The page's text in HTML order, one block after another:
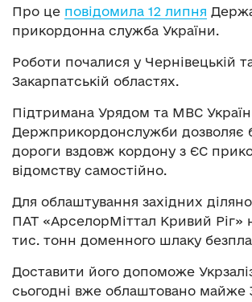
Про це повідомила 12 липня
прикордонна служба України.
Роботи почалися у Чернівецькій
Закарпатській областях.
Підтримана Урядом та МВС
Держприкордонслужби дозволяє
дороги вздовж кордону з ЄС
відомству самостійно.
Для облаштування західних
ПАТ «АрселорМіттал Кривий Ріг»
тис. тонн доменного шлаку
Доставити його допоможе
сьогодні вже облаштовано майже